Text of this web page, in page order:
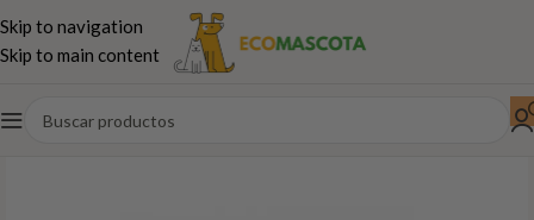
Skip to navigation
Skip to main content
Inicio Gatos Farmacia e Higiene